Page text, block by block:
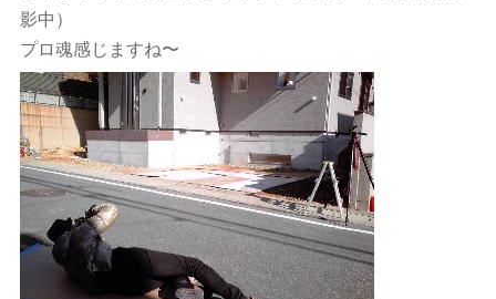
影中）
プロ魂感じますね〜